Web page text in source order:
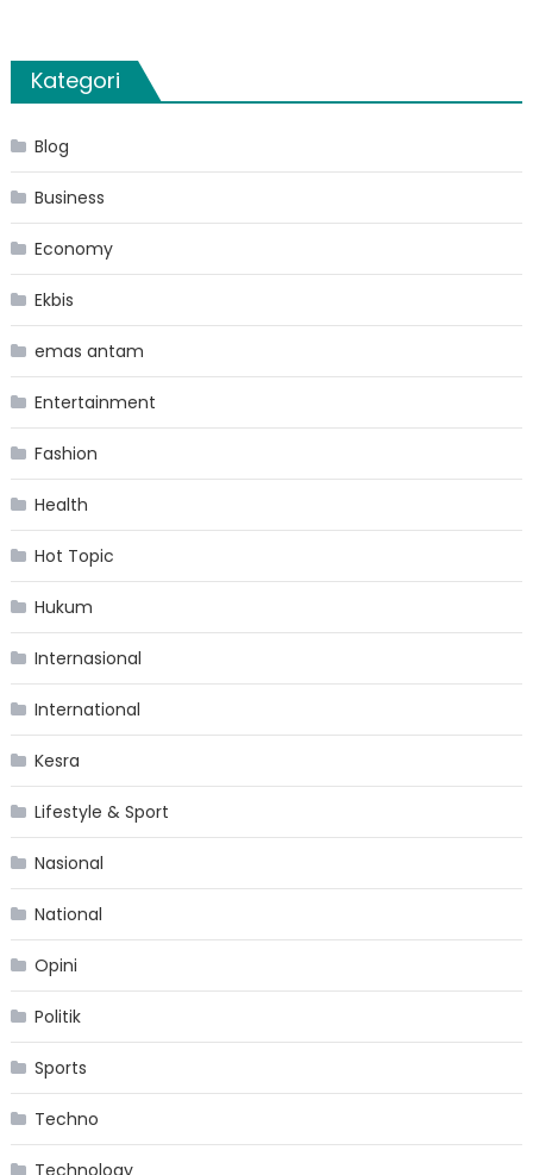
Kategori
Blog
Business
Economy
Ekbis
emas antam
Entertainment
Fashion
Health
Hot Topic
Hukum
Internasional
International
Kesra
Lifestyle & Sport
Nasional
National
Opini
Politik
Sports
Techno
Technology